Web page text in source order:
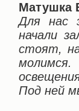
Матушка
Для нас
начали
стоят,
Под ней